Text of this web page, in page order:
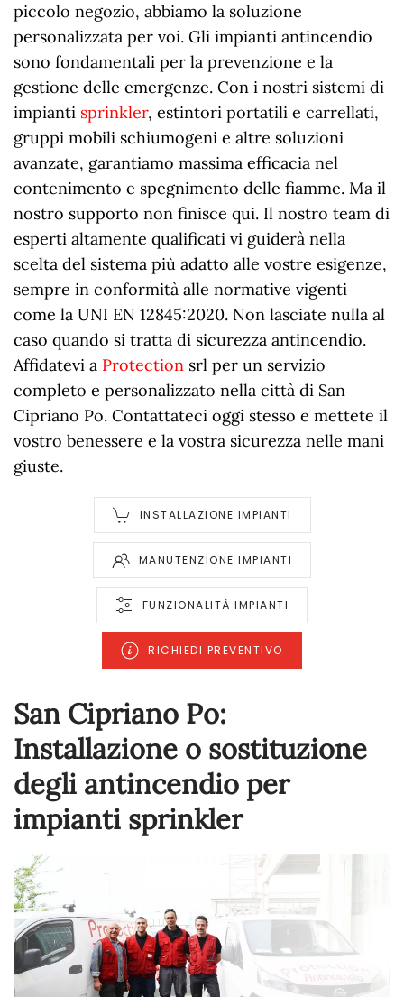
piccolo negozio, abbiamo la soluzione
personalizzata per voi. Gli impianti antincendio
sono fondamentali per la prevenzione e la
gestione delle emergenze. Con i nostri sistemi di
impianti sprinkler, estintori portatili e carrellati,
gruppi mobili schiumogeni e altre soluzioni
avanzate, garantiamo massima efficacia nel
contenimento e spegnimento delle fiamme. Ma il
nostro supporto non finisce qui. Il nostro team di
esperti altamente qualificati vi guiderà nella
scelta del sistema più adatto alle vostre esigenze,
sempre in conformità alle normative vigenti
come la UNI EN 12845:2020. Non lasciate nulla al
caso quando si tratta di sicurezza antincendio.
Affidatevi a Protection srl per un servizio
completo e personalizzato nella città di San
Cipriano Po. Contattateci oggi stesso e mettete il
vostro benessere e la vostra sicurezza nelle mani
giuste.
INSTALLAZIONE IMPIANTI
MANUTENZIONE IMPIANTI
FUNZIONALITÀ IMPIANTI
RICHIEDI PREVENTIVO
San Cipriano Po:
Installazione o sostituzione
degli antincendio per
impianti sprinkler